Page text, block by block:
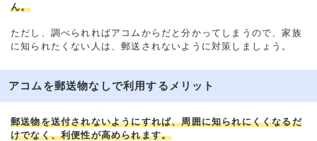
ん。
ただし、調べられればアコムからだと分かってしまうので、家族
に知られたくない人は、郵送されないように対策しましょう。
アコムを郵送物なしで利用するメリット
郵送物を送付されないようにすれば、周囲に知られにくくなるだ
けでなく、利便性が高められます。